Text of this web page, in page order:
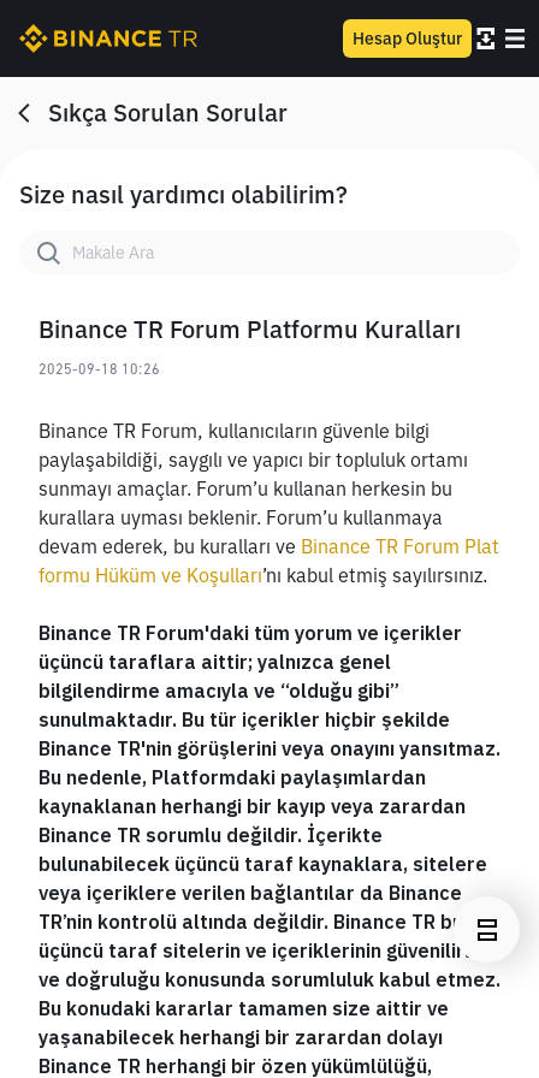
Hesap Oluştur
Sıkça Sorulan Sorular
Size nasıl yardımcı olabilirim?
Binance TR Forum Platformu Kuralları
2025-09-18 10:26
Binance TR Forum, kullanıcıların güvenle bilgi
paylaşabildiği, saygılı ve yapıcı bir topluluk ortamı
sunmayı amaçlar. Forum’u kullanan herkesin bu
kurallara uyması beklenir. Forum’u kullanmaya
devam ederek, bu kuralları ve Binance TR Forum Plat
formu Hüküm ve Koşulları’nı kabul etmiş sayılırsınız.
Binance TR Forum'daki tüm yorum ve içerikler
üçüncü taraflara aittir; yalnızca genel
bilgilendirme amacıyla ve “olduğu gibi”
sunulmaktadır. Bu tür içerikler hiçbir şekilde
Binance TR'nin görüşlerini veya onayını yansıtmaz.
Bu nedenle, Platformdaki paylaşımlardan
kaynaklanan herhangi bir kayıp veya zarardan
Binance TR sorumlu değildir. İçerikte
bulunabilecek üçüncü taraf kaynaklara, sitelere
veya içeriklere verilen bağlantılar da Binance
TR’nin kontrolü altında değildir. Binance TR bu tür
üçüncü taraf sitelerin ve içeriklerinin güvenilirliği
ve doğruluğu konusunda sorumluluk kabul etmez.
Bu konudaki kararlar tamamen size aittir ve
yaşanabilecek herhangi bir zarardan dolayı
Binance TR herhangi bir özen yükümlülüğü,